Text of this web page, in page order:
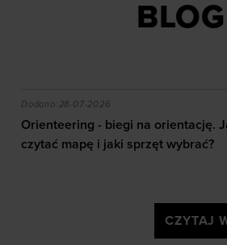
dopasowywania treści oraz
oferowanych przez naszych
BLOG
efekty daje trening?
Orienteering - biegi na
Dodano:28-07-2026
Orienteering - biegi na orientację.
czytać mapę i jaki sprzęt wybrać?
CZYTAJ